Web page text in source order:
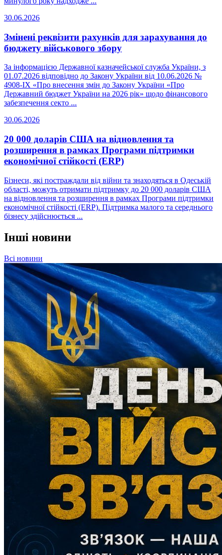
30.06.2026
Змінені реквізити рахунків для зарахування до
бюджету військового збору
За інформацією Державної казначейської служба України, з
01.07.2026 відповідно до Закону України від 10.06.2026 №
4908-IX «Про внесення змін до Закону України «Про
Державний бюджет України на 2026 рік» щодо фінансового
забезпечення секто ...
30.06.2026
20 000 доларів США на відновлення та
розширення в рамках Програми підтримки
економічної стійкості (ERP)
Бізнеси, які постраждали від війни та знаходяться в Одеській
області, можуть отримати підтримку до 20 000 доларів США
на відновлення та розширення в рамках Програми підтримки
економічної стійкості (ERP). Підтримка малого та середнього
бізнесу здійснюється ...
Інші новини
Всі новини